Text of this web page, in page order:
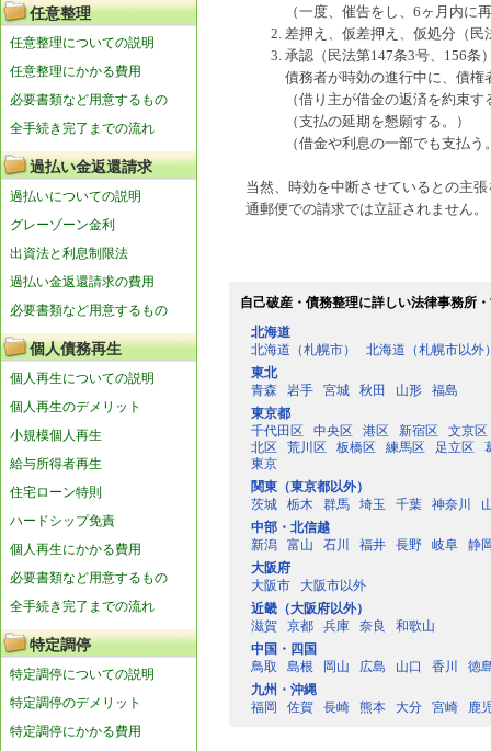
任意整理
任意整理についての説明
任意整理にかかる費用
必要書類など用意するもの
全手続き完了までの流れ
過払い金返還請求
過払いについての説明
グレーゾーン金利
出資法と利息制限法
過払い金返還請求の費用
必要書類など用意するもの
個人債務再生
個人再生についての説明
個人再生のデメリット
小規模個人再生
給与所得者再生
住宅ローン特則
ハードシップ免責
個人再生にかかる費用
必要書類など用意するもの
全手続き完了までの流れ
特定調停
特定調停についての説明
特定調停のデメリット
特定調停にかかる費用
（一度、催告をし、6ヶ月内に
差押え、仮差押え、仮処分（民
承認（民法第147条3号、156条
債務者が時効の進行中に、債
（借り主が借金の返済を約束す
（支払の延期を懇願する。）
（借金や利息の一部でも支払う
当然、時効を中断させているとの主
通郵便での請求では立証されません。
自己破産・債務整理に詳しい法律事務所
北海道
北海道（札幌市）
北海道（札幌市以外
東北
青森
岩手 宮城 秋田 山形
福島
東京都
千代田区
中央区 港区 新宿区
文京区
北区
荒川区 板橋区 練馬区 足立区
東京
関東（東京都以外）
茨城
栃木 群馬 埼玉 千葉 神奈川
中部・北信越
新潟
富山 石川 福井 長野 岐阜
静
大阪府
大阪市
大阪市以外
近畿（大阪府以外）
滋賀
京都 兵庫 奈良
和歌山
中国・四国
鳥取
島根 岡山 広島 山口 香川
徳
九州・沖縄
福岡
佐賀 長崎 熊本 大分 宮崎 鹿